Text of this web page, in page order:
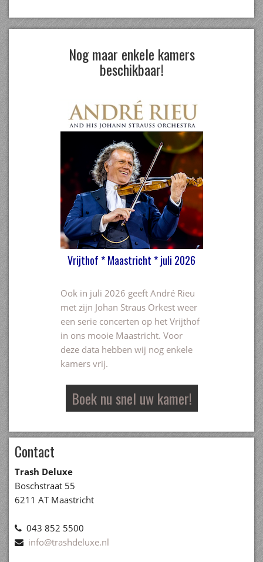
Nog maar enkele kamers
beschikbaar!
Vrijthof * Maastricht * juli 2026
Ook in juli 2026 geeft André Rieu
met zijn Johan Straus Orkest weer
een serie concerten op het Vrijthof
in ons mooie Maastricht. Voor
deze data hebben wij nog enkele
kamers vrij.
Boek nu snel uw kamer!
Contact
Trash Deluxe
Boschstraat 55
6211 AT Maastricht
043 852 5500
info@trashdeluxe.nl